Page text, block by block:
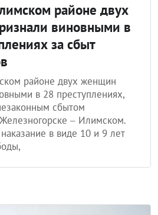
районе двух
виновными в
за сбыт
районе двух женщин
в 28 преступлениях,
сбытом
– Илимском.
в виде 10 и 9 лет